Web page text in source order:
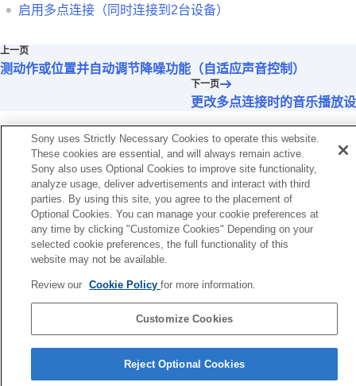
故障排除
启用多点连接（ 同时连接到2台设备）
上一页
动作或位置并自动调节降噪功能（自适应声音控制）
下一页
更改多点连接时的音乐播放
语言选择页面
4-730-255-46(1)
Sony uses Strictly Necessary Cookies to operate this website.
These cookies are essential, and will always remain active.
Sony also uses Optional Cookies to improve site functionality,
analyze usage, deliver advertisements and interact with third
parties. By using this site, you agree to the placement of
Optional Cookies. You can manage your cookie preferences at
any time by clicking "Customize Cookies" Depending on your
selected cookie preferences, the full functionality of this
website may not be available.
Review our Cookie Policyfor more information.
Customize Cookies
Reject Optional Cookies